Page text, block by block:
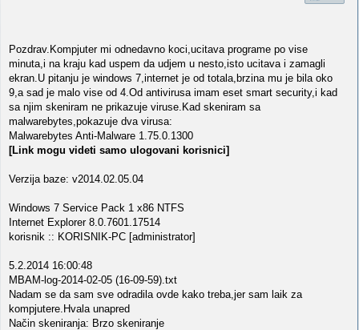
Pozdrav.Kompjuter mi odnedavno koci,ucitava programe po vise
minuta,i na kraju kad uspem da udjem u nesto,isto ucitava i zamagli
ekran.U pitanju je windows 7,internet je od totala,brzina mu je bila oko
9,a sad je malo vise od 4.Od antivirusa imam eset smart security,i kad
sa njim skeniram ne prikazuje viruse.Kad skeniram sa
malwarebytes,pokazuje dva virusa:
Malwarebytes Anti-Malware 1.75.0.1300
[Link mogu videti samo ulogovani korisnici]
Verzija baze: v2014.02.05.04
Windows 7 Service Pack 1 x86 NTFS
Internet Explorer 8.0.7601.17514
korisnik :: KORISNIK-PC [administrator]
5.2.2014 16:00:48
MBAM-log-2014-02-05 (16-09-59).txt
Nadam se da sam sve odradila ovde kako treba,jer sam laik za
kompjutere.Hvala unapred
Način skeniranja: Brzo skeniranje